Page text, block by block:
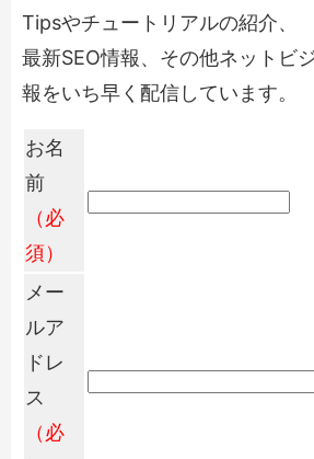
Tipsやチュートリアルの紹介、
最新SEO情報、その他ネットビ
報をいち早く配信しています。
お名
前
（必
須）
メー
ルア
ドレ
ス
（必